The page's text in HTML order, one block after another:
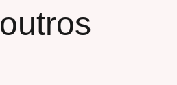
outros